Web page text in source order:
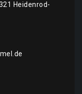
Heidenrod-